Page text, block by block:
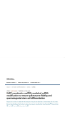
，浙江大学戴兴兴